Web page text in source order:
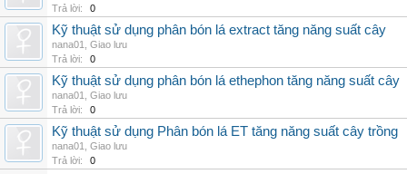
Trả lời:
0
Kỹ thuật sử dụng phân bón lá extract tăng năng suất cây
nana01
Giao lưu
Trả lời:
0
Kỹ thuật sử dụng phân bón lá ethephon tăng năng suất cây
nana01
Giao lưu
Trả lời:
0
Kỹ thuật sử dụng Phân bón lá ET tăng năng suất cây trồng
nana01
Giao lưu
Trả lời:
0